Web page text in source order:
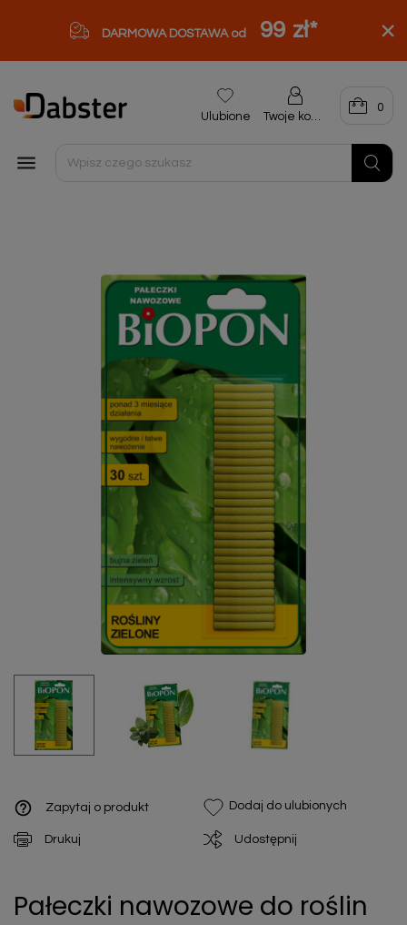
DARMOWA DOSTAWA od 99 zł*

Ulubione Twoje konto
0
help_outline Zapytaj o produkt Dodaj do ulubionych
Drukuj Udostępnij
Pałeczki nawozowe do roślin